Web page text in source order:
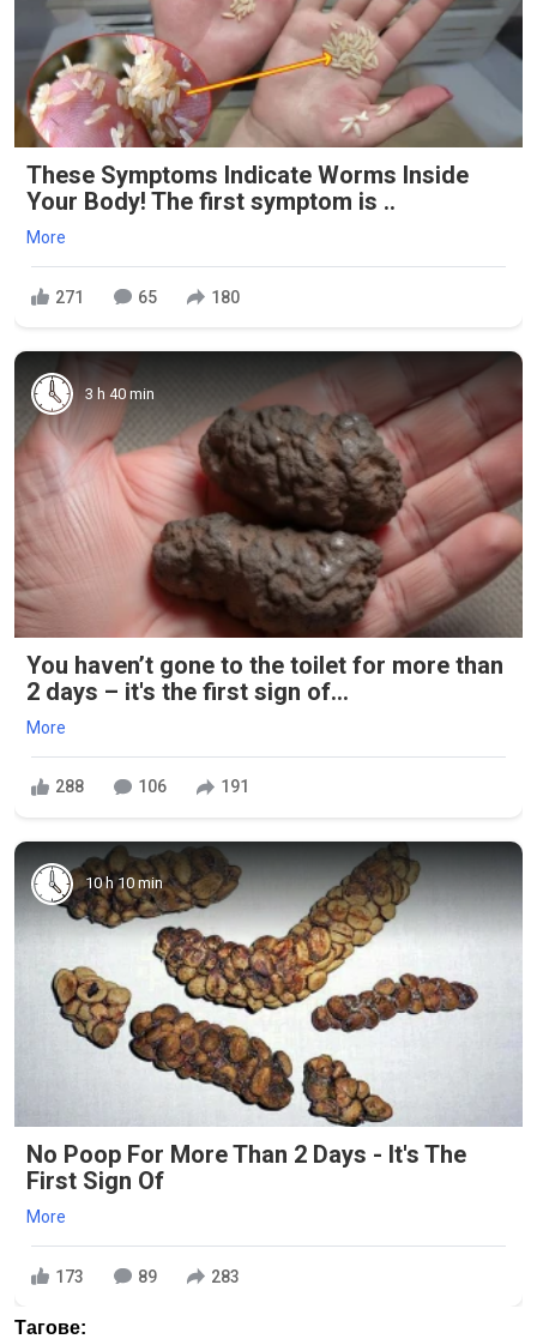
These Symptoms Indicate Worms Inside
Your Body! The first symptom is ..
More
271 65 180
3 h 40 min
You haven’t gone to the toilet for more than
2 days – it's the first sign of...
More
288 106 191
10 h 10 min
No Poop For More Than 2 Days - It's The
First Sign Of
More
173 89 283
Тагове: